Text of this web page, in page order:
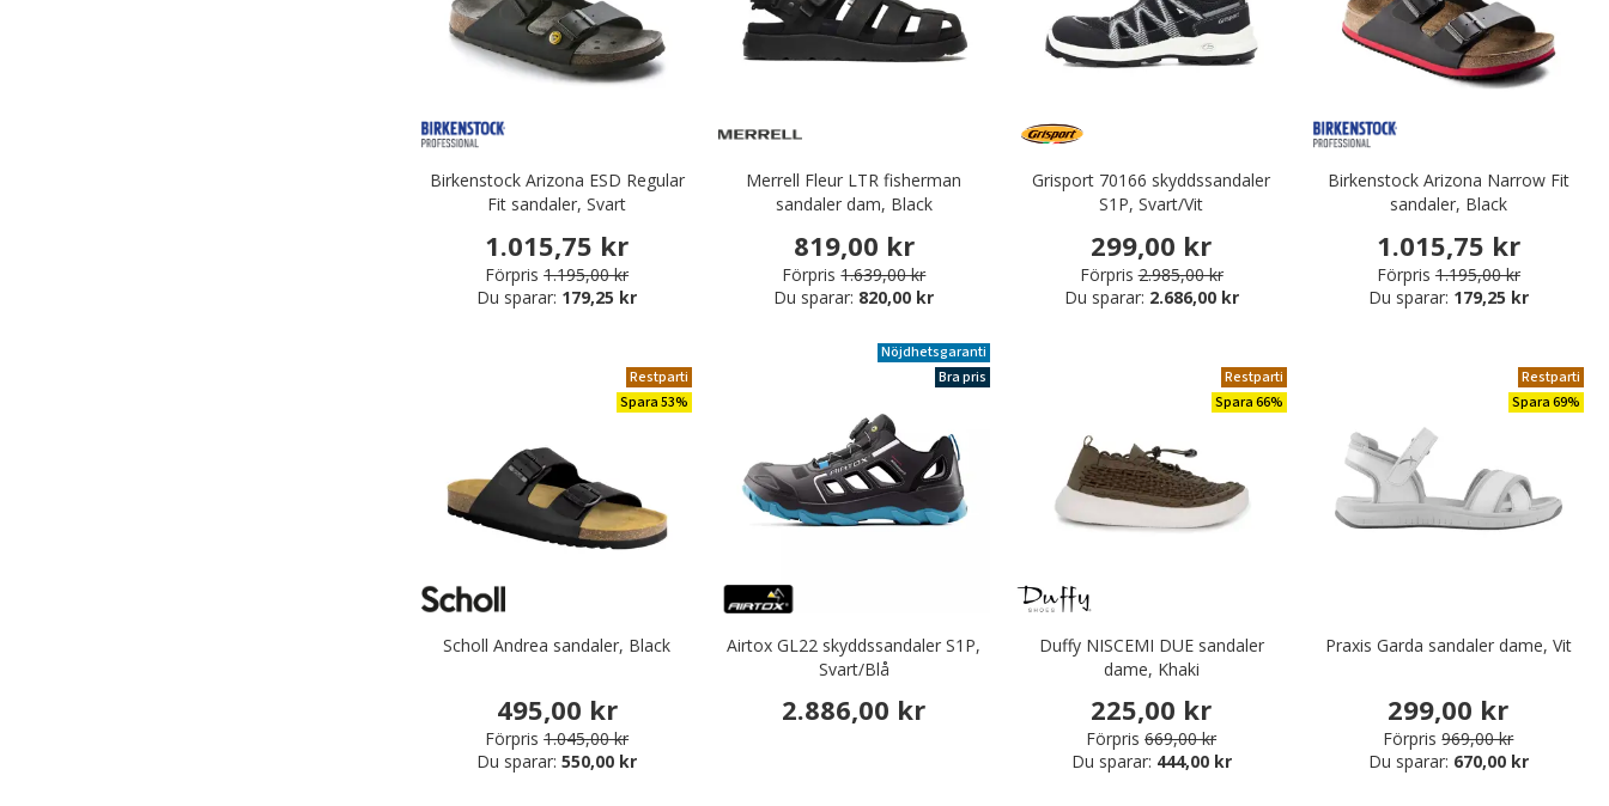
Birkenstock Arizona ESD Regular
Fit sandaler, Svart
1.015,75 kr
Förpris 1.195,00 kr
Du sparar: 179,25 kr
Merrell Fleur LTR fisherman
sandaler dam, Black
819,00 kr
Förpris 1.639,00 kr
Du sparar: 820,00 kr
Grisport 70166 skyddssandaler
S1P, Svart/Vit
299,00 kr
Förpris 2.985,00 kr
Du sparar: 2.686,00 kr
Birkenstock Arizona Narrow Fit
sandaler, Black
1.015,75 kr
Förpris 1.195,00 kr
Du sparar: 179,25 kr
Restparti
Spara 53%
Scholl Andrea sandaler, Black
495,00 kr
Förpris 1.045,00 kr
Du sparar:550,00 kr
Nöjdhetsgaranti
Bra pris
Airtox GL22 skyddssandaler S1P,
Svart/Blå
2.886,00 kr
Restparti
Spara 66%
Duffy NISCEMI DUE sandaler
dame, Khaki
225,00 kr
Förpris 669,00 kr
Du sparar: 444,00 kr
Restparti
Spara 69%
Praxis Garda sandaler dame, Vit
299,00 kr
Förpris 969,00 kr
Du sparar: 670,00 kr